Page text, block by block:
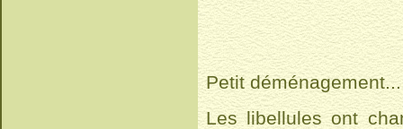
Petit
Les libellules ont